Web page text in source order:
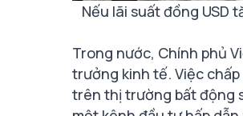
Nếu lãi suất đồng USD
Trong nước, Chính phủ
trưởng kinh tế. Việc
trên thị trường bất động